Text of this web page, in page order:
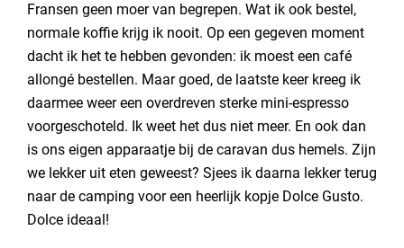
Fransen geen moer van begrepen. Wat ik ook bestel,
normale koffie krijg ik nooit. Op een gegeven moment
dacht ik het te hebben gevonden: ik moest een café
allongé bestellen. Maar goed, de laatste keer kreeg ik
daarmee weer een overdreven sterke mini-espresso
voorgeschoteld. Ik weet het dus niet meer. En ook dan
is ons eigen apparaatje bij de caravan dus hemels. Zijn
we lekker uit eten geweest? Sjees ik daarna lekker terug
naar de camping voor een heerlijk kopje Dolce Gusto.
Dolce ideaal!